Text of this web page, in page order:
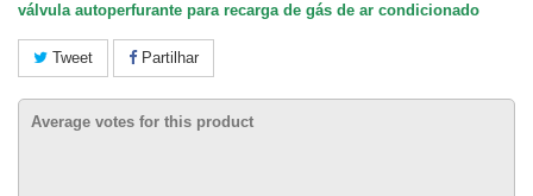
válvula autoperfurante para recarga de gás de ar condicionado
Tweet Partilhar
Average votes for this product